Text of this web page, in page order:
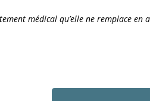
médical qu’elle ne remplace en